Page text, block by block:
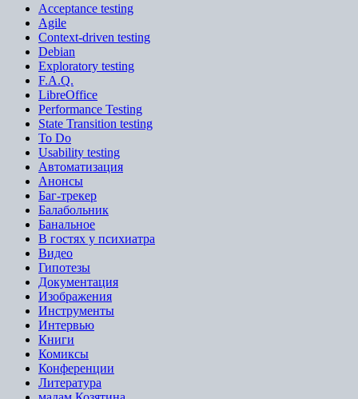
Acceptance testing
Agile
Context-driven testing
Debian
Exploratory testing
F.A.Q.
LibreOffice
Performance Testing
State Transition testing
To Do
Usability testing
Автоматизация
Анонсы
Баг-трекер
Балабольник
Банальное
В гостях у психиатра
Видео
Гипотезы
Документация
Изображения
Инструменты
Интервью
Книги
Комиксы
Конференции
Литература